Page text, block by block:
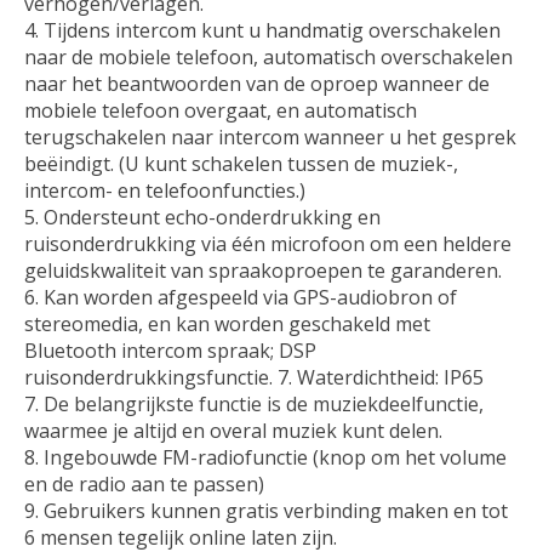
Tijdens intercom kunt u handmatig overschakelen
naar de mobiele telefoon, automatisch overschakelen
naar het beantwoorden van de oproep wanneer de
mobiele telefoon overgaat, en automatisch
terugschakelen naar intercom wanneer u het gesprek
beëindigt. (U kunt schakelen tussen de muziek-,
intercom- en telefoonfuncties.)
Ondersteunt echo-onderdrukking en
ruisonderdrukking via één microfoon om een ​​heldere
geluidskwaliteit van spraakoproepen te garanderen.
Kan worden afgespeeld via GPS-audiobron of
stereomedia, en kan worden geschakeld met
Bluetooth intercom spraak; DSP
ruisonderdrukkingsfunctie. 7. Waterdichtheid: IP65
De belangrijkste functie is de muziekdeelfunctie,
waarmee je altijd en overal muziek kunt delen.
Ingebouwde FM-radiofunctie (knop om het volume
en de radio aan te passen)
Gebruikers kunnen gratis verbinding maken en tot
6 mensen tegelijk online laten zijn.